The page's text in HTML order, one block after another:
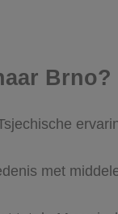
Brno?
met